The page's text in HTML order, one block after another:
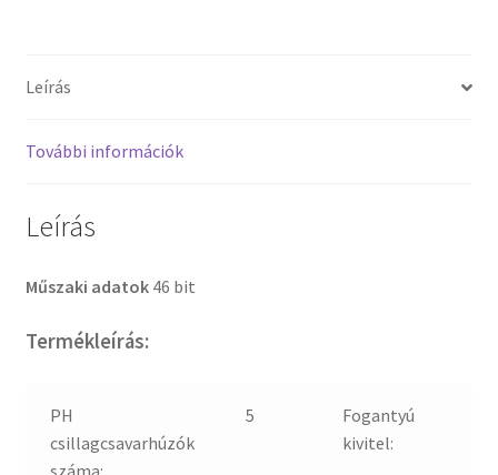
Leírás
További információk
Leírás
Műszaki adatok 46 bit
Termékleírás:
PH
csillagcsavarhúzók
száma:
5
Fogantyú
kivitel: